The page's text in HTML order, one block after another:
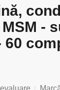
-
60